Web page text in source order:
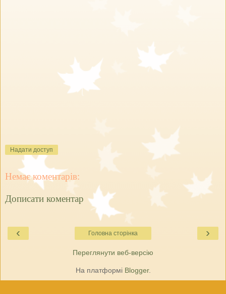
Надати доступ
Немає коментарів:
Дописати коментар
‹ ›
Головна сторінка
Переглянути веб-версію
На платформі Blogger.